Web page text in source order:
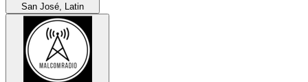
San José, Latin